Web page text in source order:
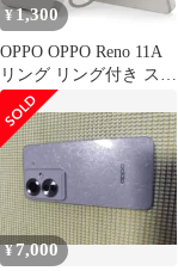
¥ 1,300
OPPO OPPO Reno 11A
リング リング付き スマ
ホケース 携帯ストラッ
プ スマホリング ケース
かわいい スマホ バンカ
ーリング A スマホカバ
ー For OPPO For Reno
11 A Reno11 カバー (オ
フホワイト)
¥7,000